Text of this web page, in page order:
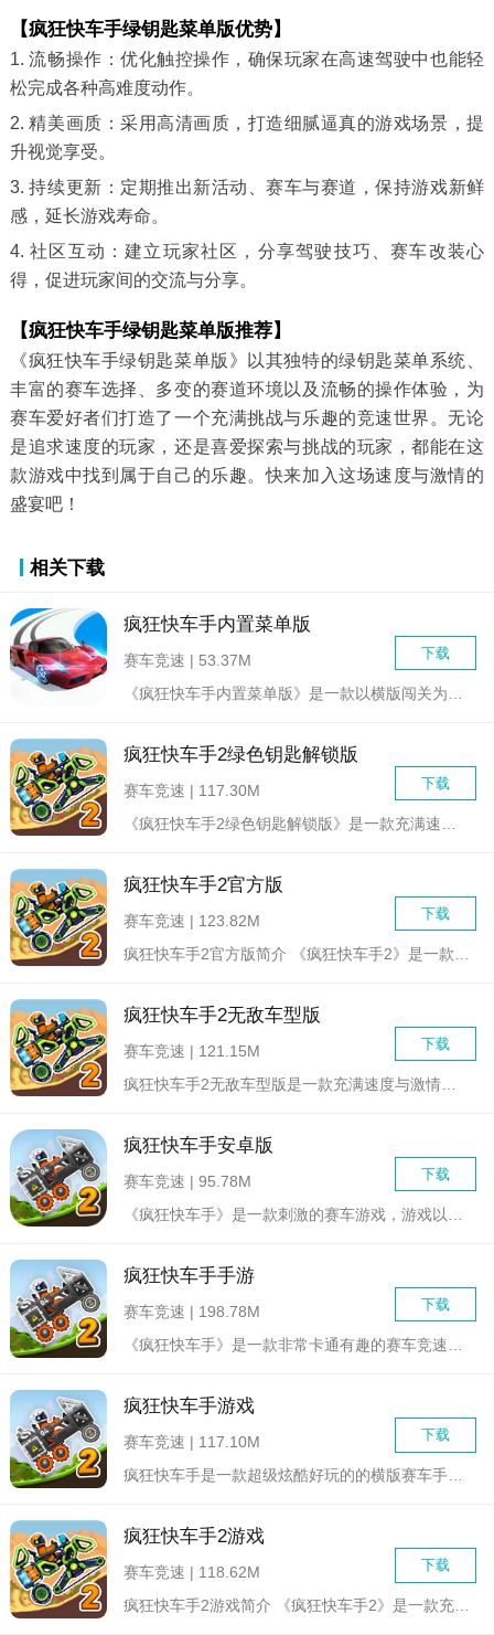
【疯狂快车手绿钥匙菜单版优势】
1. 流畅操作：优化触控操作，确保玩家在高速驾驶中也能轻
松完成各种高难度动作。
2. 精美画质：采用高清画质，打造细腻逼真的游戏场景，提
升视觉享受。
3. 持续更新：定期推出新活动、赛车与赛道，保持游戏新鲜
感，延长游戏寿命。
4. 社区互动：建立玩家社区，分享驾驶技巧、赛车改装心
得，促进玩家间的交流与分享。
【疯狂快车手绿钥匙菜单版推荐】
《疯狂快车手绿钥匙菜单版》以其独特的绿钥匙菜单系统、
丰富的赛车选择、多变的赛道环境以及流畅的操作体验，为
赛车爱好者们打造了一个充满挑战与乐趣的竞速世界。无论
是追求速度的玩家，还是喜爱探索与挑战的玩家，都能在这
款游戏中找到属于自己的乐趣。快来加入这场速度与激情的
盛宴吧！
相关下载
疯狂快车手内置菜单版
下载
赛车竞速 | 53.37M
疯狂快车手2绿色钥匙解锁版
下载
赛车竞速 | 117.30M
疯狂快车手2官方版
下载
赛车竞速 | 123.82M
疯狂快车手2无敌车型版
下载
赛车竞速 | 121.15M
疯狂快车手安卓版
下载
赛车竞速 | 95.78M
疯狂快车手手游
下载
赛车竞速 | 198.78M
疯狂快车手游戏
下载
赛车竞速 | 117.10M
疯狂快车手2游戏
下载
赛车竞速 | 118.62M